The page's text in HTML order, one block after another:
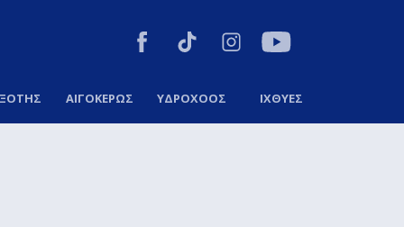
ΑΙΓΟΚΕΡΩΣ ΥΔΡΟΧΟΟΣ ΙΧΘΥΕΣ